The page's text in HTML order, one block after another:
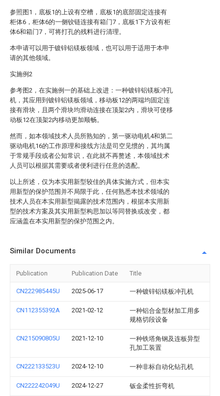
参照图1，底板1的上设有空槽，底板1的底部固定连接有
柜体6，柜体6的一侧铰链连接有箱门7，底板1下方设有柜
体6和箱门7，可将打孔的残料进行清理。
本申请可以用于镀锌铝镁板领域，也可以用于适用于本申
请的其他领域。
实施例2
参考图2，在实施例一的基础上改进：一种镀锌铝镁板冲孔
机，其应用到镀锌铝镁板领域，移动板12的两端均固定连
接有滑块，且两个滑块均滑动连接在顶架2内，滑块可使移
动板12在顶架2内移动更加顺畅。
然而，如本领域技术人员所熟知的，第一驱动电机4和第二
驱动电机16的工作原理和接线方法是司空见惯的，其均属
于常规手段或者公知常识，在此就不再赘述，本领域技术
人员可以根据其需要或者便利进行任意的选配。
以上所述，仅为本实用新型较佳的具体实施方式，但本实
用新型的保护范围并不局限于此，任何熟悉本技术领域的
技术人员在本实用新型揭露的技术范围内，根据本实用新
型的技术方案及其实用新型构思加以等同替换或改变，都
应涵盖在本实用新型的保护范围之内。
Similar Documents
Publication Publication Date Title
CN222985445U 2025-06-17 一种镀锌铝镁板冲孔机
CN112355392A 2021-02-12
一种铝合金型材加工用多
规格切段设备
CN215090805U 2021-12-10
一种铁塔角钢及连板异型
孔加工装置
CN222133523U 2024-12-10 一种非标自动化钻孔机
CN222242049U 2024-12-27 钣金柔性折弯机